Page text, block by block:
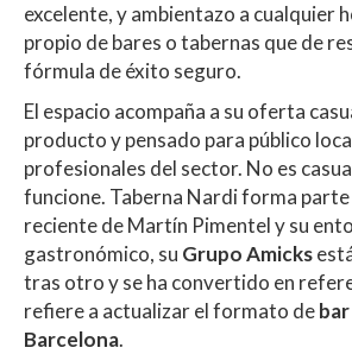
excelente, y ambientazo a cualquier
propio de bares o tabernas que de
fórmula de éxito seguro.
El espacio acompaña a su oferta
producto y pensado para público
profesionales del sector. No es
funcione. Taberna Nardi forma
reciente de Martín Pimentel y su
gastronómico, su Grupo Amicks
tras otro y se ha convertido en
refiere a actualizar el formato de
Barcelona.